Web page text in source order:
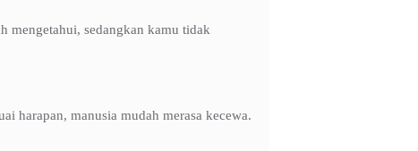
mengetahui, sedangkan kamu tidak
harapan, manusia mudah merasa kecewa.